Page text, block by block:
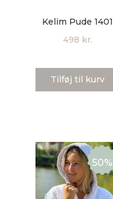
Kelim Pude 1401
498 kr.
Tilføj til kurv
50%